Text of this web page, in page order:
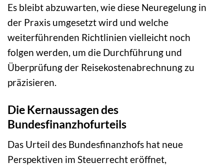
Es bleibt abzuwarten, wie diese Neuregelung in
der Praxis umgesetzt wird und welche
weiterführenden Richtlinien vielleicht noch
folgen werden, um die Durchführung und
Überprüfung der Reisekostenabrechnung zu
präzisieren.
Die Kernaussagen des
Bundesfinanzhofurteils
Das Urteil des Bundesfinanzhofs hat neue
Perspektiven im Steuerrecht eröffnet,